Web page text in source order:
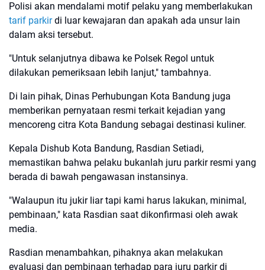
Polisi akan mendalami motif pelaku yang memberlakukan
tarif parkirdi luar kewajaran dan apakah ada unsur lain
dalam aksi tersebut.
"Untuk selanjutnya dibawa ke Polsek Regol untuk
dilakukan pemeriksaan lebih lanjut," tambahnya.
Di lain pihak, Dinas Perhubungan Kota Bandung juga
memberikan pernyataan resmi terkait kejadian yang
mencoreng citra Kota Bandung sebagai destinasi kuliner.
Kepala Dishub Kota Bandung, Rasdian Setiadi,
memastikan bahwa pelaku bukanlah juru parkir resmi yang
berada di bawah pengawasan instansinya.
"Walaupun itu jukir liar tapi kami harus lakukan, minimal,
pembinaan," kata Rasdian saat dikonfirmasi oleh awak
media.
Rasdian menambahkan, pihaknya akan melakukan
evaluasi dan pembinaan terhadap para juru parkir di